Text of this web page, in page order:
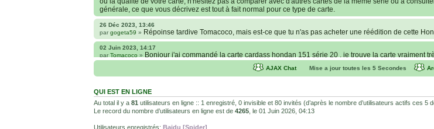
générale, ce que vous décrivez est tout à fait normal pour ce type de carte.
26 Déc 2023, 13:46
par gogeta59 » Répoinse tardive Tomacoco, mais est-ce que tu n'as pas acheter une réédition de cette
02 Juin 2023, 14:17
par Tomacoco » Bonjour j'ai commandé la carte cardass hondan 151 série 20 , je trouve la carte vraiment
carte sont censées être comme je la décrit ?
24 Oct 2022, 13:37
voulais savoir si les sites Kaionation, Fanatic anime store et Favor GK sont fiables et sécures ? C’est la
internet et je sais qu’il y a énormément de sites malhonnêtes (arnaques, contrefaçons, SAV inexistant,
parLuuTrongTien»backside
AJAX Chat Mise a jour toutes les5 Secondes
QUI EST EN LIGNE
Au total il y a 81 utilisateurs en ligne :: 1 enregistré, 0 invisible et 80 invités (d’après le nombre d’utilisateurs actifs ces 5
Le record du nombre d’utilisateurs en ligne est de 4265 , le 01 Juin 2026, 04:13
Utilisateurs enregistrés: Baidu [Spider]